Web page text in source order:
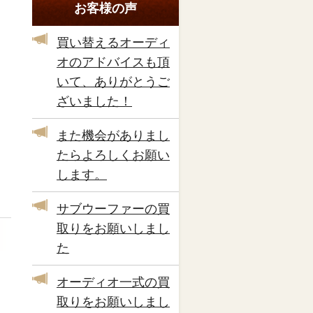
お客様の声
買い替えるオーディ
オのアドバイスも頂
いて、ありがとうご
ざいました！
また機会がありまし
たらよろしくお願い
します。
サブウーファーの買
取りをお願いしまし
た
オーディオ一式の買
取りをお願いしまし